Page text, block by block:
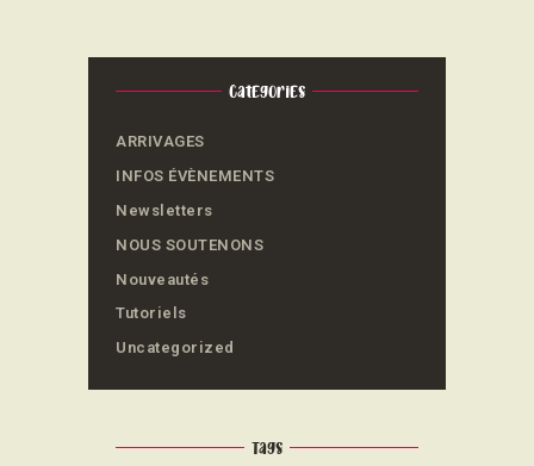
Categories
ARRIVAGES
INFOS ÉVÈNEMENTS
Newsletters
NOUS SOUTENONS
Nouveautés
Tutoriels
Uncategorized
Tags